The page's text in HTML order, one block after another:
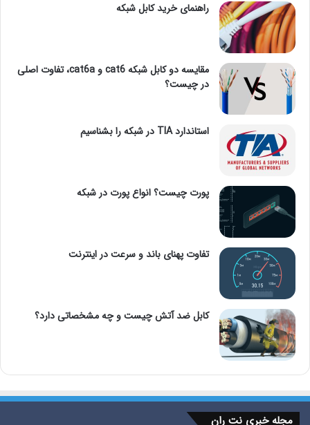
راهنمای خرید کابل شبکه
مقایسه دو کابل شبکه cat6 و cat6a، تفاوت اصلی
در چیست؟
استاندارد TIA در شبکه را بشناسیم
پورت چیست؟ انواع پورت در شبکه
تفاوت پهنای باند و سرعت در اینترنت
کابل ضد آتش چیست و چه مشخصاتی دارد؟
مجله خبری نت ران